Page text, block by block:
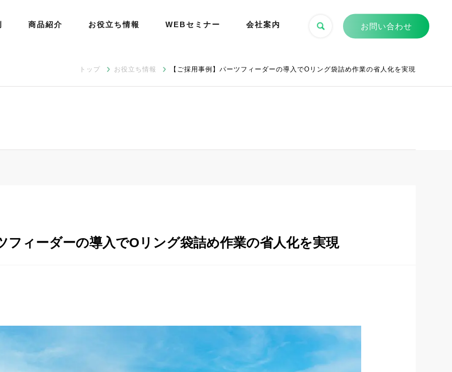
商品紹介 お役立ち情報 WEBセミナー 会社案内 お問い合わせ
トップ お役立ち情報 【ご採用事例】パーツフィーダーの導入でOリング袋詰め作業の省人化を実現
フィーダーの導入でOリング袋詰め作業の省人化を実現